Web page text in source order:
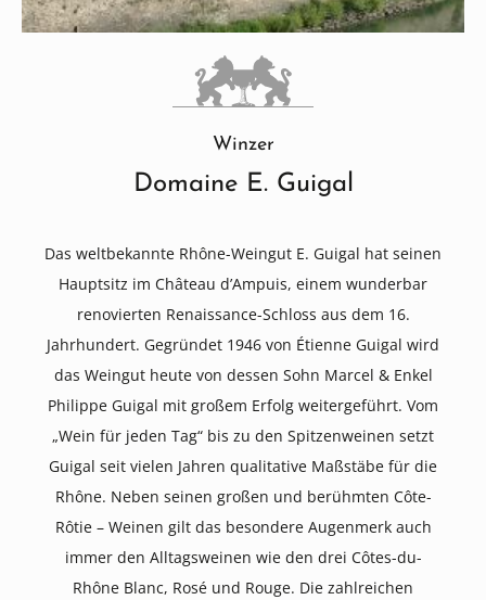
Winzer
Domaine E. Guigal
Das weltbekannte Rhône-Weingut E. Guigal hat seinen
Hauptsitz im Château d’Ampuis, einem wunderbar
renovierten Renaissance-Schloss aus dem 16.
Jahrhundert. Gegründet 1946 von Étienne Guigal wird
das Weingut heute von dessen Sohn Marcel & Enkel
Philippe Guigal mit großem Erfolg weitergeführt. Vom
„Wein für jeden Tag“ bis zu den Spitzenweinen setzt
Guigal seit vielen Jahren qualitative Maßstäbe für die
Rhône. Neben seinen großen und berühmten Côte-
Rôtie – Weinen gilt das besondere Augenmerk auch
immer den Alltagsweinen wie den drei Côtes-du-
Rhône Blanc, Rosé und Rouge. Die zahlreichen